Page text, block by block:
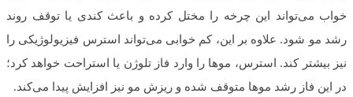
خواب می‌تواند این چرخه را مختل کرده و باعث کندی یا توقف روند
رشد مو شود. علاوه بر این، کم خوابی می‌تواند استرس فیزیولوژیکی را
نیز بیشتر کند. استرس، موها را وارد فاز تلوژن یا استراحت خواهد کرد؛
در این فاز رشد موها متوقف شده و ریزش مو نیز افزایش پیدا می‌کند.